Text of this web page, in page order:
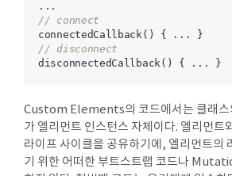
// connect
// disconnect
Custom Elements의 코드에서는 클래스
가 엘리먼트 인스턴스 자체이다. 엘리먼트
라이프 사이클을 공유하기에, 엘리먼트의
기 위한 어떠한 부트스트랩 코드나